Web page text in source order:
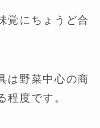
覚にちょうど合
は野菜中心の商
度です。